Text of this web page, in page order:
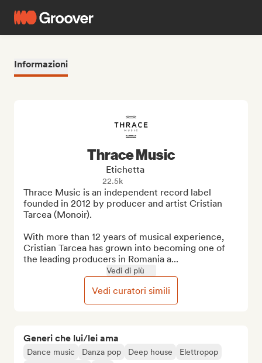
Informazioni
Generi che lui/lei ama
Dance music Danza pop Deep house
Elettropop
Thrace Music
Etichetta
22.5k
Thrace Music is an independent record label
founded in 2012 by producer and artist Cristian
Tarcea (Monoir).
With more than 12 years of musical experience,
Cristian Tarcea has grown into becoming one of
the leading producers in Romania a...
Vedi di più
Vedi curatori simili